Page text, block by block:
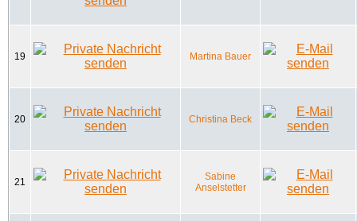
19 Martina Bauer
20 Christina Beck
21
Sabine
Anselstetter